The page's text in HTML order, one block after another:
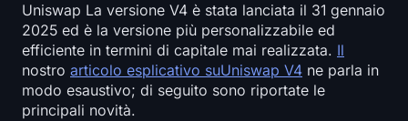
Uniswap La versione V4 è stata lanciata il 31 gennaio
2025 ed è la versione più personalizzabile ed
efficiente in termini di capitale mai realizzata. Il
nostro articolo esplicativo suUniswap V4 ne parla in
modo esaustivo; di seguito sono riportate le
principali novità.